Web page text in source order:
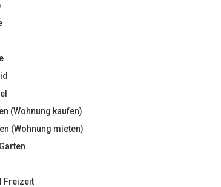
(Wohnung kaufen)
(Wohnung mieten)
Freizeit